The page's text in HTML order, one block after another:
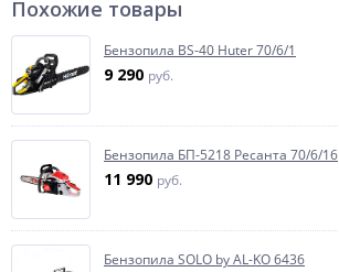
Похожие товары
Бензопила BS-40 Huter 70/6/1
9 290 руб.
Бензопила БП-5218 Ресанта 70/6/16
11 990 руб.
Бензопила SOLO by AL-KO 6436